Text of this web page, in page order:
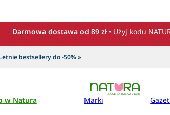
Darmowa dostawa od 89 zł • Użyj kodu
bestsellery do -50% »
w Natura Marki